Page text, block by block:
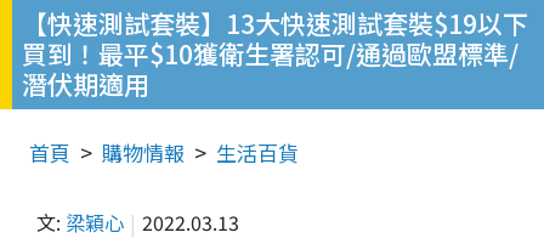
【快速測試套裝】13大快速測試套裝$19以下
買到！最平$10獲衛生署認可/通過歐盟標準/
潛伏期適用
首頁 購物情報 生活百貨
文: 梁穎心 2022.03.13